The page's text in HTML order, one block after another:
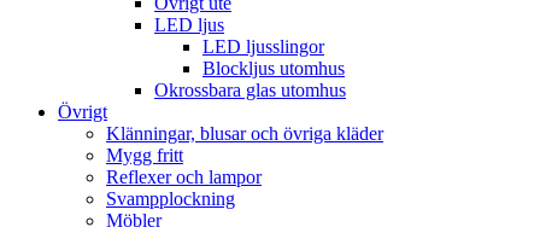
LED ljus
LED ljusslingor
Blockljus utomhus
Okrossbara glas utomhus
Övrigt
Klänningar, blusar och övriga kläder
Mygg fritt
Reflexer och lampor
Svampplockning
Möbler